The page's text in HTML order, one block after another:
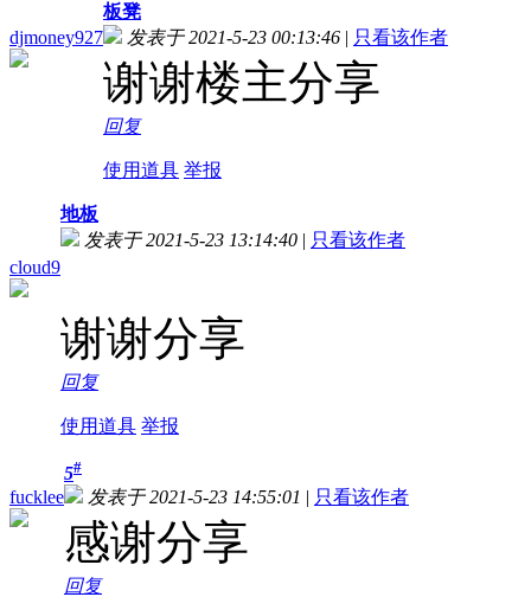
djmoney927
板凳
发表于 2021-5-23 00:13:46 | 只看该作者
谢谢楼主分享
回复
使用道具 举报
cloud9
地板
发表于 2021-5-23 13:14:40 | 只看该作者
谢谢分享
回复
使用道具 举报
fucklee
5#
发表于 2021-5-23 14:55:01 | 只看该作者
感谢分享
回复